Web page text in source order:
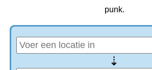
punk.
⇢